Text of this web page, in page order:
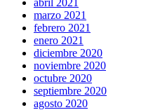
abril 2021
marzo 2021
febrero 2021
enero 2021
diciembre 2020
noviembre 2020
octubre 2020
septiembre 2020
agosto 2020